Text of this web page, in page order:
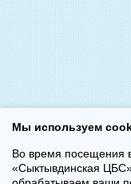
Мы используем
Во время посещения
«Сыктывдинская